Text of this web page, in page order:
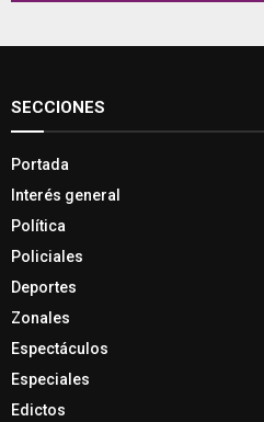
SECCIONES
Portada
Interés general
Política
Policiales
Deportes
Zonales
Espectáculos
Especiales
Edictos